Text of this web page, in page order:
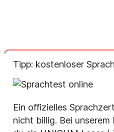
Tipp: kostenloser
Ein offizielles
nicht billig. Bei